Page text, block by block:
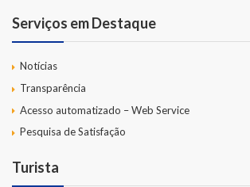
Serviços em Destaque
Notícias
Transparência
Acesso automatizado – Web Service
Pesquisa de Satisfação
Turista